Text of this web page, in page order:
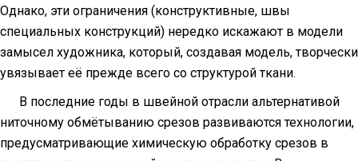
Однако, эти ограничения (конструктивные, швы
специальных конструкций) нередко искажают в модели
замысел художника, который, создавая модель, творчески
увязывает её прежде всего со структурой ткани.
В последние годы в швейной отрасли альтернативой
ниточному обмётыванию срезов развиваются технологии,
предусматривающие химическую обработку срезов в